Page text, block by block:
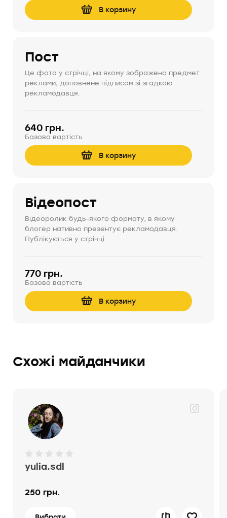
В корзину
Пост
Це фото у стрічці, на якому зображено предмет
реклами, доповнене підписом зі згадкою
рекламодавця.
640 грн.
Базова вартість
В корзину
Відеопост
Відеоролик будь-якого формату, в якому
блогер нативно презентує рекламодавця.
Публікується у стрічці.
770 грн.
Базова вартість
В корзину
Cхожі майданчики
yulia.sdl
250 грн.